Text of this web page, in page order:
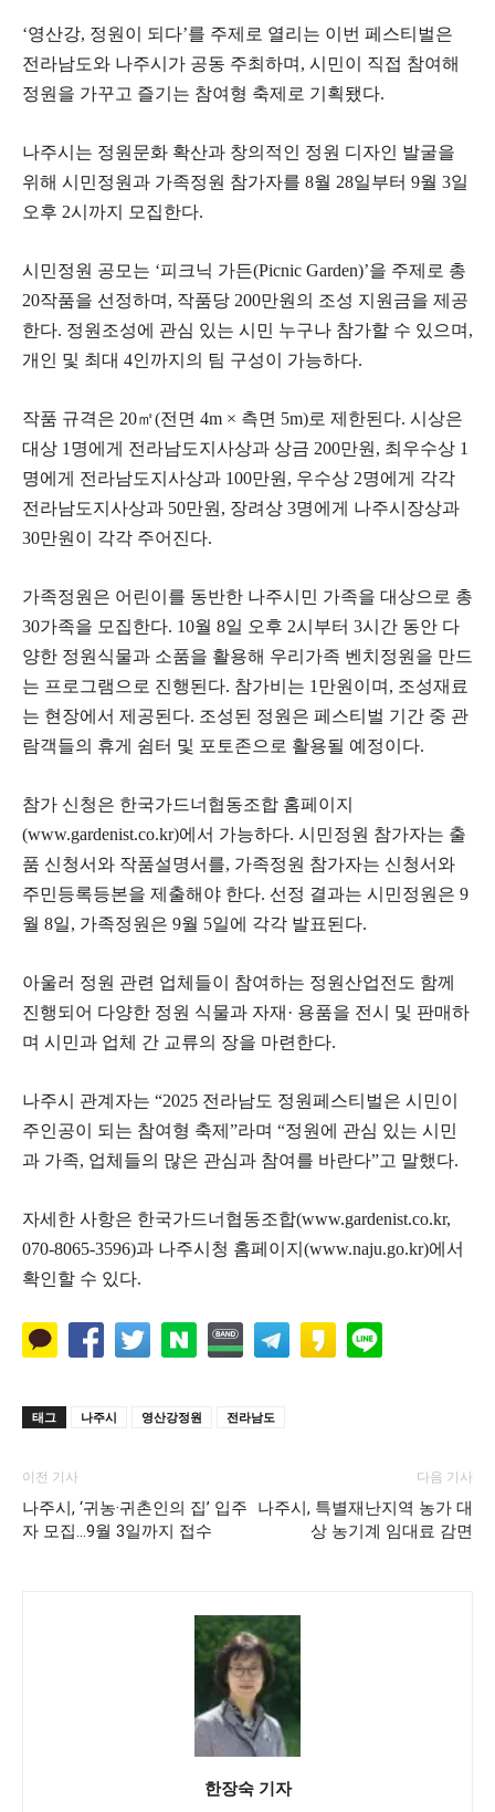
‘영산강, 정원이 되다’를 주제로 열리는 이번 페스티벌은
전라남도와 나주시가 공동 주최하며, 시민이 직접 참여해
정원을 가꾸고 즐기는 참여형 축제로 기획됐다.
나주시는 정원문화 확산과 창의적인 정원 디자인 발굴을
위해 시민정원과 가족정원 참가자를 8월 28일부터 9월 3일
오후 2시까지 모집한다.
시민정원 공모는 ‘피크닉 가든(Picnic Garden)’을 주제로 총
20작품을 선정하며, 작품당 200만원의 조성 지원금을 제공
한다. 정원조성에 관심 있는 시민 누구나 참가할 수 있으며,
개인 및 최대 4인까지의 팀 구성이 가능하다.
작품 규격은 20㎡(전면 4m × 측면 5m)로 제한된다. 시상은
대상 1명에게 전라남도지사상과 상금 200만원, 최우수상 1
명에게 전라남도지사상과 100만원, 우수상 2명에게 각각
전라남도지사상과 50만원, 장려상 3명에게 나주시장상과
30만원이 각각 주어진다.
가족정원은 어린이를 동반한 나주시민 가족을 대상으로 총
30가족을 모집한다. 10월 8일 오후 2시부터 3시간 동안 다
양한 정원식물과 소품을 활용해 우리가족 벤치정원을 만드
는 프로그램으로 진행된다. 참가비는 1만원이며, 조성재료
는 현장에서 제공된다. 조성된 정원은 페스티벌 기간 중 관
람객들의 휴게 쉼터 및 포토존으로 활용될 예정이다.
참가 신청은 한국가드너협동조합 홈페이지
(www.gardenist.co.kr)에서 가능하다. 시민정원 참가자는 출
품 신청서와 작품설명서를, 가족정원 참가자는 신청서와
주민등록등본을 제출해야 한다. 선정 결과는 시민정원은 9
월 8일, 가족정원은 9월 5일에 각각 발표된다.
아울러 정원 관련 업체들이 참여하는 정원산업전도 함께
진행되어 다양한 정원 식물과 자재· 용품을 전시 및 판매하
며 시민과 업체 간 교류의 장을 마련한다.
나주시 관계자는 “2025 전라남도 정원페스티벌은 시민이
주인공이 되는 참여형 축제”라며 “정원에 관심 있는 시민
과 가족, 업체들의 많은 관심과 참여를 바란다”고 말했다.
자세한 사항은 한국가드너협동조합(www.gardenist.co.kr,
070-8065-3596)과 나주시청 홈페이지(www.naju.go.kr)에서
확인할 수 있다.
태그 나주시 영산강정원 전라남도
이전 기사
나주시, ‘귀농·귀촌인의 집’ 입주
자 모집…9월 3일까지 접수
다음 기사
나주시, 특별재난지역 농가 대
상 농기계 임대료 감면
한장숙 기자